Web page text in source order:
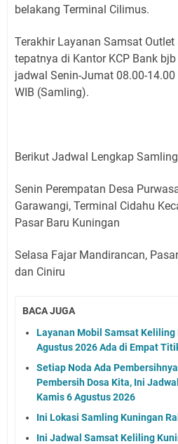
belakang Terminal Cilimus.
Terakhir Layanan Samsat
tepatnya di Kantor KCP Bank
jadwal Senin-Jumat 08.00-
WIB (Samling).
Berikut Jadwal Lengkap Samling
Senin Perempatan Desa
Garawangi, Terminal Cidahu
Pasar Baru Kuningan
Selasa Fajar Mandirancan,
dan Ciniru
BACA JUGA
Layanan Mobil Samsat Keliling
Agustus 2026 Ada di Empat
Setiap Noda Ada
Pembersih Dosa Kita, Ini
Kamis 6 Agustus 2026
Ini Lokasi Samling Kuningan
Ini Jadwal Samsat Keliling